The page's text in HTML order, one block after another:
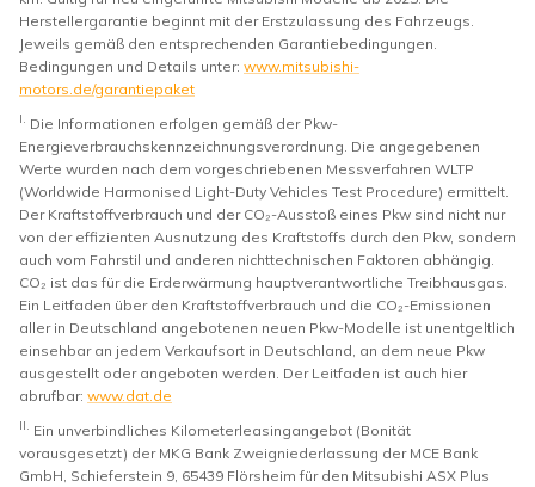
Herstellergarantie beginnt mit der Erstzulassung des Fahrzeugs.
Jeweils gemäß den entsprechenden Garantiebedingungen.
Bedingungen und Details unter: www.mitsubishi-
motors.de/garantiepaket
I. Die Informationen erfolgen gemäß der Pkw-
Energieverbrauchskennzeichnungsverordnung. Die angegebenen
Werte wurden nach dem vorgeschriebenen Messverfahren WLTP
(Worldwide Harmonised Light-Duty Vehicles Test Procedure) ermittelt.
Der Kraftstoffverbrauch und der CO₂-Ausstoß eines Pkw sind nicht nur
von der effizienten Ausnutzung des Kraftstoffs durch den Pkw, sondern
auch vom Fahrstil und anderen nichttechnischen Faktoren abhängig.
CO₂ ist das für die Erderwärmung hauptverantwortliche Treibhausgas.
Ein Leitfaden über den Kraftstoffverbrauch und die CO₂-Emissionen
aller in Deutschland angebotenen neuen Pkw-Modelle ist unentgeltlich
einsehbar an jedem Verkaufsort in Deutschland, an dem neue Pkw
ausgestellt oder angeboten werden. Der Leitfaden ist auch hier
abrufbar: www.dat.de
II. Ein unverbindliches Kilometerleasingangebot (Bonität
vorausgesetzt) der MKG Bank Zweigniederlassung der MCE Bank
GmbH, Schieferstein 9, 65439 Flörsheim für den Mitsubishi ASX Plus